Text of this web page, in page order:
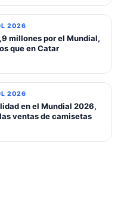
2026
millones por el Mundial,
que en Catar
2026
en el Mundial 2026,
ventas de camisetas